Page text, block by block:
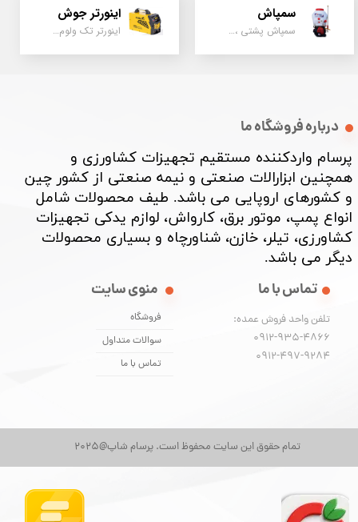
سمپاش
سمپاش پشتی ، زمبه ای ، فرغونی ، دستی ، موتوری
اینورتر جوش
اینورتر تک ولوم و دو ولوم امپر بالا
تمام حقوق این سایت محفوظ است. پرسام شاپ@2025
درباره فروشگاه ما
پرسام واردکننده مستقیم تجهیزات کشاورزی و
همچنین ابزارالات صنعتی و نیمه صنعتی از کشور چین
و کشورهای اروپایی می باشد. طیف محصولات شامل
انواع پمپ، موتور برق، کارواش، لوازم یدکی تجهیزات
کشاورزی، تیلر، خازن، شناورچاه و بسیاری محصولات
دیگر می باشد. ​​​​​​​
منوی سایت
فروشگاه
سوالات متداول
تماس با ما
تماس با ما
تلفن واحد فروش عمده:
0912-935-4866
​​​​​​​0912-497-9284